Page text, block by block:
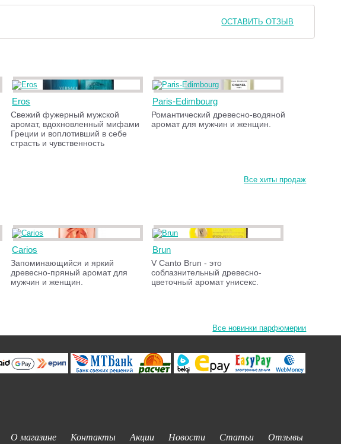
ОСТАВИТЬ ОТЗЫВ
Eros
Cвежий фужерный мужской
аромат, вдохновленный мифами
Греции и воплотивший в себе
страсть и чувственность
Paris-Edimbourg
Романтический древесно-водяной
аромат для мужчин и женщин.
Все хиты продаж
Carios
Запоминающийся и яркий
древесно-пряный аромат для
мужчин и женщин.
Brun
V Canto Brun - это
соблазнительный древесно-
цветочный аромат унисекс.
Все новинки парфюмерии
О магазине Контакты Акции Новости Статьи Отзывы